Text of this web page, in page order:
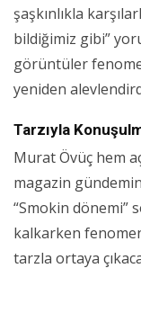
şaşkınlıkla
bildiğimiz gibi”
görüntüler
yeniden
Tarzıyla
Murat Övüç hem
magazin
“Smokin dönemi”
kalkarken
tarzla ortaya